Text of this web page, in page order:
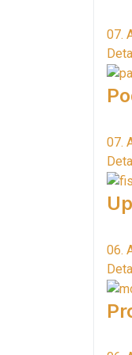
07.
07.
06.